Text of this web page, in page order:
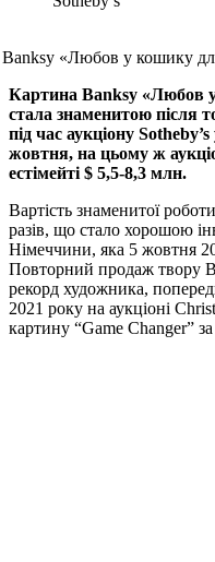
Banksy «Любов у кошику
Картина Banksy «Любов
стала знаменитою після
під час аукціону
жовтня, на цьому ж
естімейті $ 5,5-8,3 млн.
Вартість знаменитої
разів, що стало хорошою
Німеччини, яка 5 жовтня
Повторний продаж твору
рекорд художника,
2021 року на аукціоні
картину “Game Changer”